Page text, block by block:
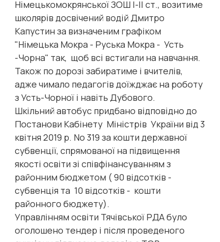
Німецькомокрянської ЗОШ І-ІІ ст., возитиме
школярів досвічений водій Дмитро
Капустин за визначеним графіком
"Німецька Мокра - Руська Мокра - Усть
-Чорна" так, щоб всі встигали на навчання.
Також по дорозі забиратиме і вчителів,
адже чимало педагогів доїжджає на роботу
з Усть-Чорної і навіть Дубового.
Шкільний автобус придбано відповідно до
Постанови Кабінету Міністрів України від 3
квітня 2019 р. No 319 за кошти державної
субвенції, спрямованої на підвищення
якості освіти зі співфінансуванням з
районним бюджетом ( 90 відсотків -
субвенція та 10 відсотків - кошти
районного бюджету).
Управлінням освіти Тячівської РДА було
оголошено тендер і після проведеного